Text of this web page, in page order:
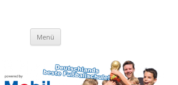
Rummenigge
Menü